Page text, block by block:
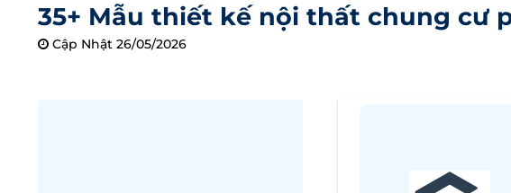
35+ Mẫu thiết kế nội thất chung cư
Cập Nhật 26/05/2026